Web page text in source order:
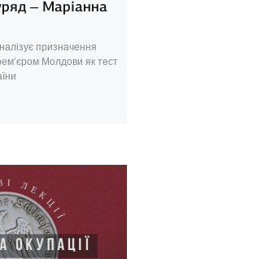
– Маріанна
призначення
Молдови як тест